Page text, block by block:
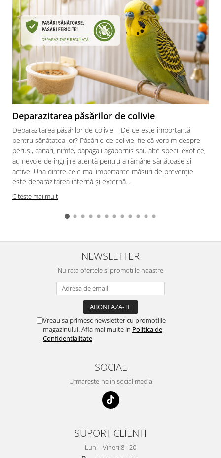
Deparazitarea păsărilor de colivie
Deparazitarea păsărilor de colivie – De ce este importantă
pentru sănătatea lor? Păsările de colivie, fie că vorbim despre
peruși, canari, nimfe, papagali agapornis sau alte specii exotice,
au nevoie de îngrijire atentă pentru a rămâne sănătoase și
active. Una dintre cele mai importante măsuri de prevenție
este deparazitarea internă și externă....
Citeste mai mult
NEWSLETTER
Nu rata ofertele si promotiile noastre
Vreau sa primesc newsletter cu promotiile
magazinului. Afla mai multe in Politica de
Confidentialitate
SOCIAL
Urmareste-ne in social media
SUPORT CLIENTI
Luni - Vineri 8 - 20